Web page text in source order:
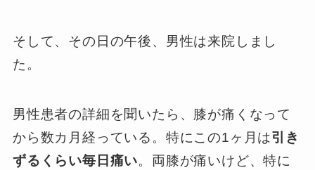
そして、その日の午後、男性は来院しまし
た。
男性患者の詳細を聞いたら、膝が痛くなって
から数カ月経っている。特にこの1ヶ月は引き
ずるくらい毎日痛い。両膝が痛いけど、特に